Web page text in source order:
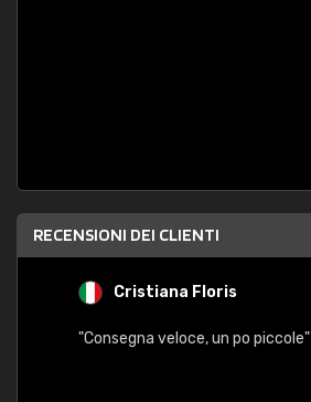
RECENSIONI DEI CLIENTI
Cristiana Floris
"Consegna veloce, un po piccole"